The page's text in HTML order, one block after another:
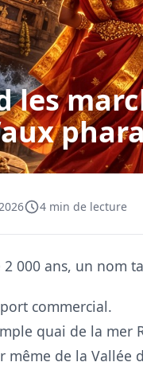
les
4 min de lecture
000 ans, un nom
commercial.
quai de la mer
de la Vallée